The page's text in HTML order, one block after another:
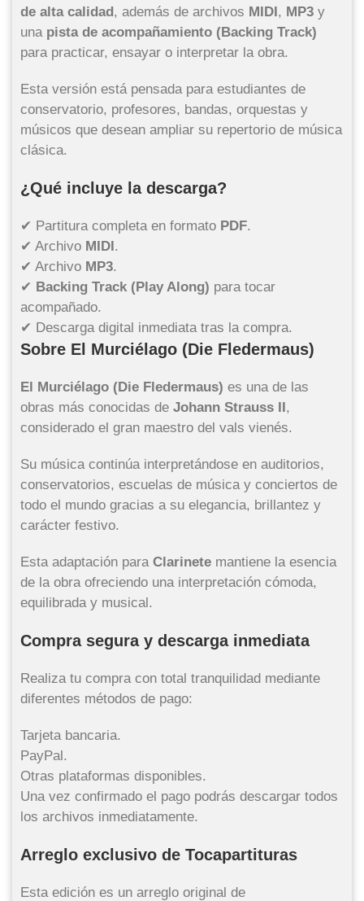
de alta calidad, además de archivos MIDI, MP3 y
una pista de acompañamiento (Backing Track)
para practicar, ensayar o interpretar la obra.
Esta versión está pensada para estudiantes de
conservatorio, profesores, bandas, orquestas y
músicos que desean ampliar su repertorio de música
clásica.
¿Qué incluye la descarga?
✔ Partitura completa en formato PDF.
✔ Archivo MIDI.
✔ Archivo MP3.
✔ Backing Track (Play Along) para tocar
acompañado.
✔ Descarga digital inmediata tras la compra.
Sobre El Murciélago (Die Fledermaus)
El Murciélago (Die Fledermaus) es una de las
obras más conocidas de Johann Strauss II,
considerado el gran maestro del vals vienés.
Su música continúa interpretándose en auditorios,
conservatorios, escuelas de música y conciertos de
todo el mundo gracias a su elegancia, brillantez y
carácter festivo.
Esta adaptación para Clarinete mantiene la esencia
de la obra ofreciendo una interpretación cómoda,
equilibrada y musical.
Compra segura y descarga inmediata
Realiza tu compra con total tranquilidad mediante
diferentes métodos de pago:
Tarjeta bancaria.
PayPal.
Otras plataformas disponibles.
Una vez confirmado el pago podrás descargar todos
los archivos inmediatamente.
Arreglo exclusivo de Tocapartituras
Esta edición es un arreglo original de